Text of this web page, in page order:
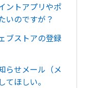
ントアプリやポ
いのですが？
ブストアの登録
らせメール（メ
ほしい。